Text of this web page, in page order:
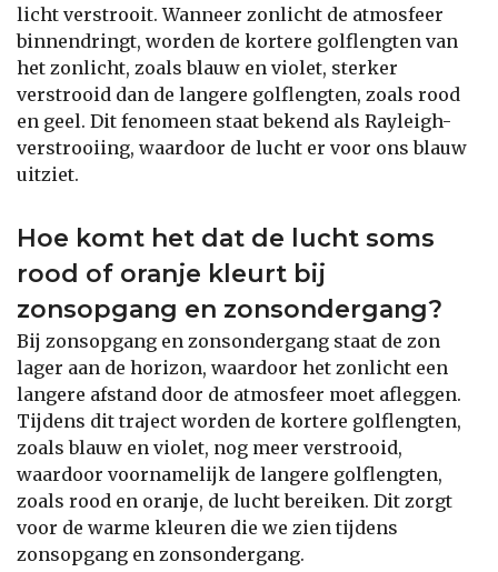
licht verstrooit. Wanneer zonlicht de atmosfeer
binnendringt, worden de kortere golflengten van
het zonlicht, zoals blauw en violet, sterker
verstrooid dan de langere golflengten, zoals rood
en geel. Dit fenomeen staat bekend als Rayleigh-
verstrooiing, waardoor de lucht er voor ons blauw
uitziet.
Hoe komt het dat de lucht soms
rood of oranje kleurt bij
zonsopgang en zonsondergang?
Bij zonsopgang en zonsondergang staat de zon
lager aan de horizon, waardoor het zonlicht een
langere afstand door de atmosfeer moet afleggen.
Tijdens dit traject worden de kortere golflengten,
zoals blauw en violet, nog meer verstrooid,
waardoor voornamelijk de langere golflengten,
zoals rood en oranje, de lucht bereiken. Dit zorgt
voor de warme kleuren die we zien tijdens
zonsopgang en zonsondergang.